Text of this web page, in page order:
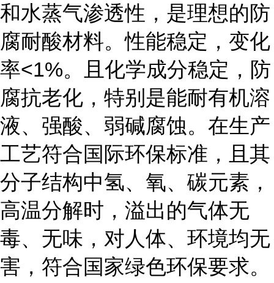
和水蒸气渗透性，是理想的防
腐耐酸材料。性能稳定，变化
率<1%。且化学成分稳定，防
腐抗老化，特别是能耐有机溶
液、强酸、弱碱腐蚀。在生产
工艺符合国际环保标准，且其
分子结构中氢、氧、碳元素，
高温分解时，溢出的气体无
毒、无味，对人体、环境均无
害，符合国家绿色环保要求。